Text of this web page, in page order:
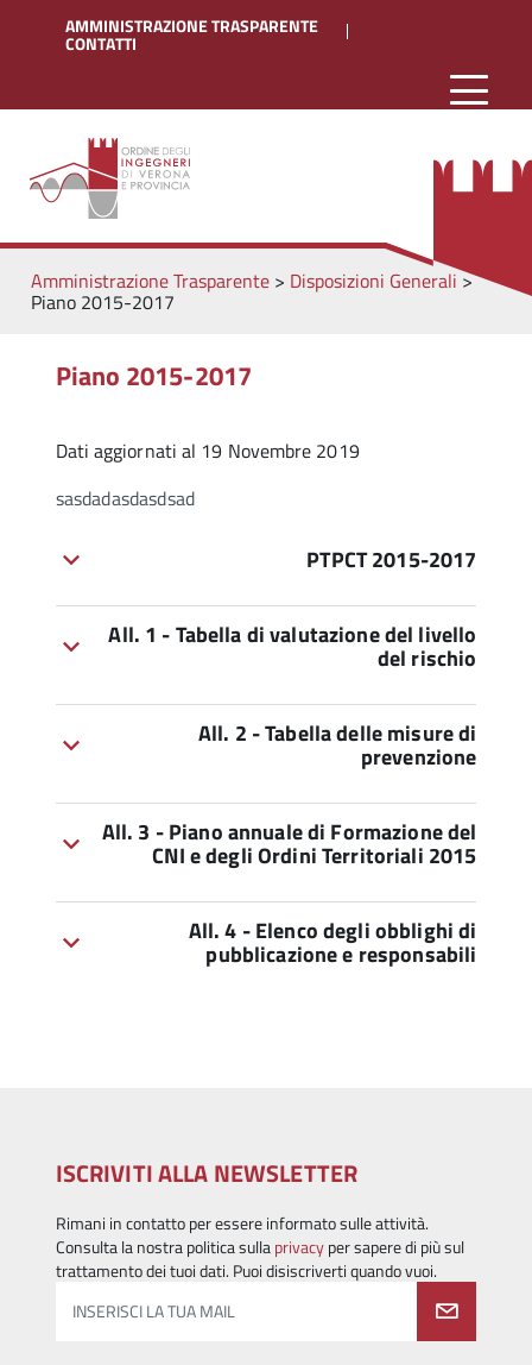
AMMINISTRAZIONE TRASPARENTE
CONTATTI
Amministrazione Trasparente> Disposizioni Generali>
Piano 2015-2017
Piano 2015-2017
Dati aggiornati al 19 Novembre 2019
sasdadasdasdsad
PTPCT 2015-2017
All. 1 - Tabella di valutazione del livello
del rischio
All. 2 - Tabella delle misure di
prevenzione
All. 3 - Piano annuale di Formazione del
CNI e degli Ordini Territoriali 2015
All. 4 - Elenco degli obblighi di
pubblicazione e responsabili
ISCRIVITI ALLA NEWSLETTER
Rimani in contatto per essere informato sulle attività.
Consulta la nostra politica sullaprivacyper sapere di più sul
trattamento dei tuoi dati. Puoi disiscriverti quando vuoi.
INSERISCI LA TUA MAIL